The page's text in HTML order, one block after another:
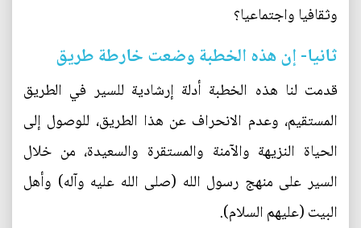
وثقافيا واجتماعيا؟
ثانيا- إن هذه الخطبة وضعت خارطة طريق
قدمت لنا هذه الخطبة أدلة إرشادية للسير في الطريق
المستقيم، وعدم الانحراف عن هذا الطريق، للوصول إلى
الحياة النزيهة والآمنة والمستقرة والسعيدة، من خلال
السير على منهج رسول الله (صلى الله عليه وآله) وأهل
البيت (عليهم السلام).